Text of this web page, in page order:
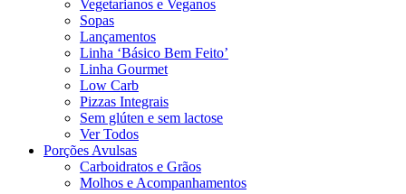
Vegetarianos e Veganos
Sopas
Lançamentos
Linha ‘Básico Bem Feito’
Linha Gourmet
Low Carb
Pizzas Integrais
Sem glúten e sem lactose
Ver Todos
Porções Avulsas
Carboidratos e Grãos
Molhos e Acompanhamentos